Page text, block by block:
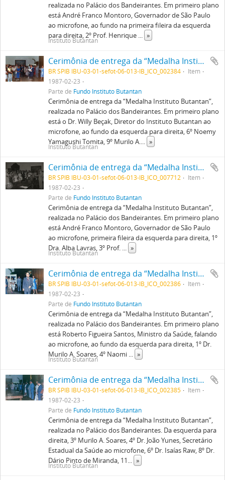
realizada no Palácio dos Bandeirantes. Em primeiro plano
está André Franco Montoro, Governador de São Paulo
ao microfone, ao fundo na primeira fileira da esquerda
para direita, 2º Prof. Henrique ... »
Instituto Butantan
Cerimônia de entrega da “Medalha Instituto Butantan”, realizada no Palácio dos Bandeirantes. Em primeiro plano está o Dr. Willy Beçak, Diretor do Instituto Butantan ao microfone, ao fundo da esquerda para direita, 6º Noemy Yamagushi Tomita, 9º Murilo A. Soares, 10º Dra. Hisako Gondo Higashi, 13º Dr. Isaías Raw.
BR SPIB IBU-03-01-sefot-06-013-IB_ICO_002384
Item
1987-02-23
Parte de Fundo Instituto Butantan
Cerimônia de entrega da “Medalha Instituto Butantan”,
realizada no Palácio dos Bandeirantes. Em primeiro plano
está o Dr. Willy Beçak, Diretor do Instituto Butantan ao
microfone, ao fundo da esquerda para direita, 6º Noemy
Yamagushi Tomita, 9º Murilo A.... »
Instituto Butantan
Cerimônia de entrega da “Medalha Instituto Butantan”, realizada no Palácio dos Bandeirantes. Em primeiro plano está André Franco Montoro, Governador de São Paulo ao microfone, primeira fileira da esquerda para direita, 1º Dra. Alba Lavras, 3º Prof. Henrique Moisés Canter, 9º Noemy Yamagushi Tomita, 13º Dr. Murilo A. Soares
BR SPIB IBU-03-01-sefot-06-013-IB_ICO_007712
Item
1987-02-23
Parte de Fundo Instituto Butantan
Cerimônia de entrega da “Medalha Instituto Butantan”,
realizada no Palácio dos Bandeirantes. Em primeiro plano
está André Franco Montoro, Governador de São Paulo
ao microfone, primeira fileira da esquerda para direita, 1º
Dra. Alba Lavras, 3º Prof. ... »
Instituto Butantan
Cerimônia de entrega da “Medalha Instituto Butantan”, realizada no Palácio dos Bandeirantes. Em primeiro plano está Roberto Figueira Santos, Ministro da Saúde, falando ao microfone, ao fundo da esquerda para direita, 1º Dr. Murilo A. Soares, 4º Naomi Enoki, 5º Dr. Isaías Raw.
BR SPIB IBU-03-01-sefot-06-013-IB_ICO_002386
Item
1987-02-23
Parte de Fundo Instituto Butantan
Cerimônia de entrega da “Medalha Instituto Butantan”,
realizada no Palácio dos Bandeirantes. Em primeiro plano
está Roberto Figueira Santos, Ministro da Saúde, falando
ao microfone, ao fundo da esquerda para direita, 1º Dr.
Murilo A. Soares, 4º Naomi ... »
Instituto Butantan
Cerimônia de entrega da “Medalha Instituto Butantan”, realizada no Palácio dos Bandeirantes. Da esquerda para direita, 3º Murilo A. Soares, 4º Dr. João Yunes, Secretário Estadual da Saúde ao microfone, 6º Dr. Isaías Raw, 8º Dr. Dário Pinto de Miranda, 11º André Franco Montoro, Governador de São Paulo, 12º Deputado Estadual Aloysio Nunes, 13º José Aristodemo Pinotti, Secretário Estadual da Educação, 14º Dr. Willy Beçak, Diretor do Instituto Butantan.
BR SPIB IBU-03-01-sefot-06-013-IB_ICO_002385
Item
1987-02-23
Parte de Fundo Instituto Butantan
Cerimônia de entrega da “Medalha Instituto Butantan”,
realizada no Palácio dos Bandeirantes. Da esquerda para
direita, 3º Murilo A. Soares, 4º Dr. João Yunes, Secretário
Estadual da Saúde ao microfone, 6º Dr. Isaías Raw, 8º Dr.
Dário Pinto de Miranda, 11... »
Instituto Butantan